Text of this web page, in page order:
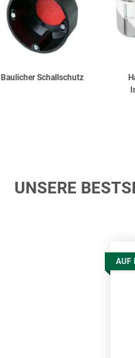
Baulicher Schallschutz
UNSERE
AUF